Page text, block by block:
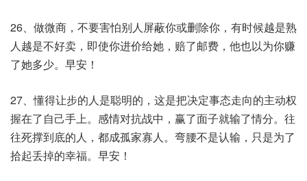
26、做微商，不要害怕别人屏蔽你或删除你，有时候越是熟
人越是不好卖，即使你进价给她，赔了邮费，他也以为你赚
了她多少。早安！
27、懂得让步的人是聪明的，这是把决定事态走向的主动权
握在了自己手上。感情对抗战中，赢了面子就输了情分。往
往死撑到底的人，都成孤家寡人。弯腰不是认输，只是为了
拾起丢掉的幸福。早安！